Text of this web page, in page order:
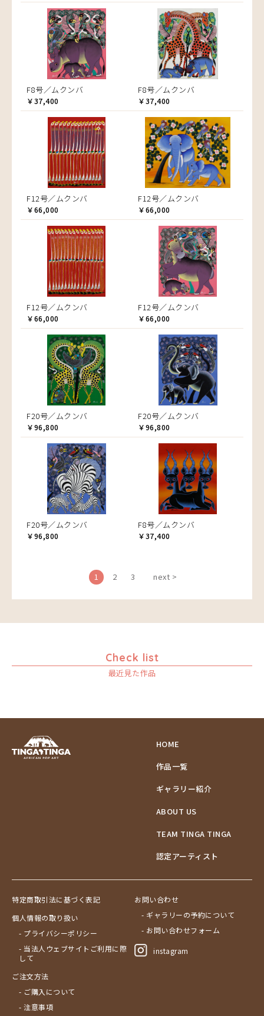
F8号／ムクンバ
￥37,400
F8号／ムクンバ
￥37,400
F12号／ムクンバ
￥66,000
F12号／ムクンバ
￥66,000
F12号／ムクンバ
￥66,000
F12号／ムクンバ
￥66,000
F20号／ムクンバ
￥96,800
F20号／ムクンバ
￥96,800
F20号／ムクンバ
￥96,800
F8号／ムクンバ
￥37,400
1 2 3 next >
Check list
最近見た作品
HOME
作品一覧
ギャラリー紹介
ABOUT US
TEAM TINGA TINGA
認定アーティスト
特定商取引法に基づく表記
個人情報の取り扱い
- プライバシーポリシー
- 当法人ウェブサイトご利用に際
して
ご注文方法
- ご購入について
- 注意事項
お問い合わせ
- ギャラリーの予約について
- お問い合わせフォーム
instagram